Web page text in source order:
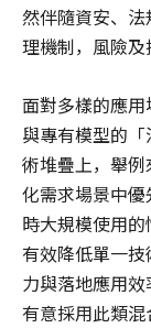
然伴隨資安、
理機制，風險及
面對多樣的應
與專有模型的
術堆疊上，舉
化需求場景中
時大規模使用
有效降低單一
力與落地應用
有意採用此類